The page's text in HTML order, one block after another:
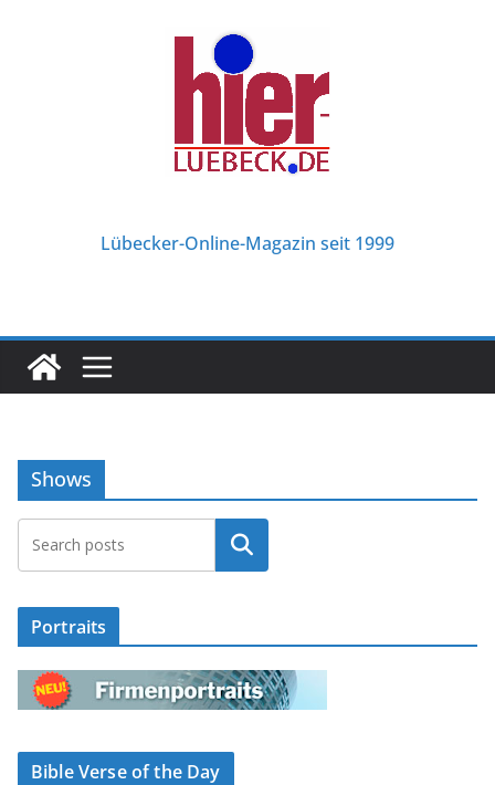
Lübecker-Online-Magazin seit 1999
Shows
Suchen
Portraits
Bible Verse of the Day